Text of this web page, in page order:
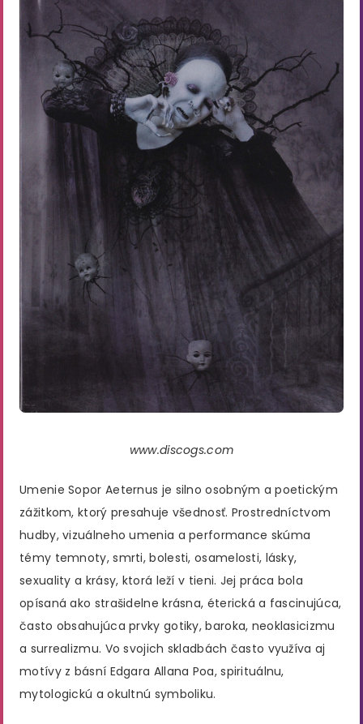
www.discogs.com
Umenie Sopor Aeternus je silno osobným a poetickým
zážitkom, ktorý presahuje všednosť. Prostredníctvom
hudby, vizuálneho umenia a performance skúma
témy temnoty, smrti, bolesti, osamelosti, lásky,
sexuality a krásy, ktorá leží v tieni. Jej práca bola
opísaná ako strašidelne krásna, éterická a fascinujúca,
často obsahujúca prvky gotiky, baroka, neoklasicizmu
a surrealizmu. Vo svojich skladbách často využíva aj
motívy z básní Edgara Allana Poa, spirituálnu,
mytologickú a okultnú symboliku.